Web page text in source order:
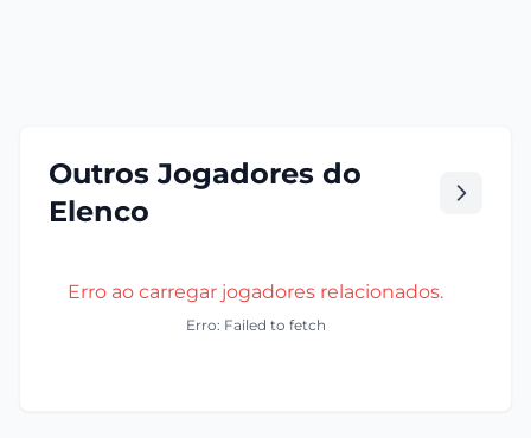
Outros Jogadores do
Elenco
Erro ao carregar jogadores relacionados.
Erro: Failed to fetch